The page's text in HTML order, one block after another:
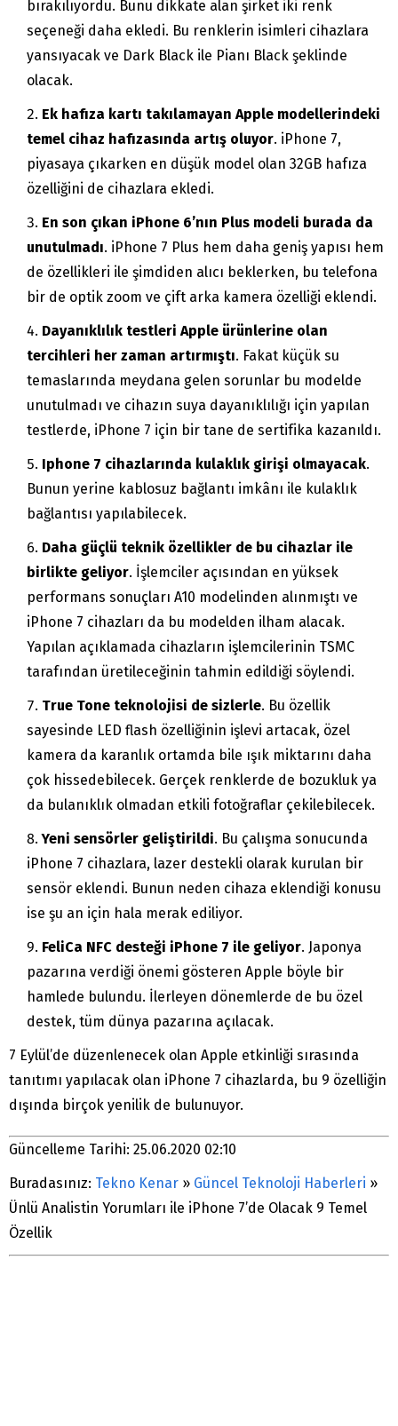
bırakılıyordu. Bunu dikkate alan şirket iki renk
seçeneği daha ekledi. Bu renklerin isimleri cihazlara
yansıyacak ve Dark Black ile Pianı Black şeklinde
olacak.
Ek hafıza kartı takılamayan Apple modellerindeki
temel cihaz hafızasında artış oluyor. iPhone 7,
piyasaya çıkarken en düşük model olan 32GB hafıza
özelliğini de cihazlara ekledi.
En son çıkan iPhone 6’nın Plus modeli burada da
unutulmadı. iPhone 7 Plus hem daha geniş yapısı hem
de özellikleri ile şimdiden alıcı beklerken, bu telefona
bir de optik zoom ve çift arka kamera özelliği eklendi.
Dayanıklılık testleri Apple ürünlerine olan
tercihleri her zaman artırmıştı. Fakat küçük su
temaslarında meydana gelen sorunlar bu modelde
unutulmadı ve cihazın suya dayanıklılığı için yapılan
testlerde, iPhone 7 için bir tane de sertifika kazanıldı.
Iphone 7 cihazlarında kulaklık girişi olmayacak.
Bunun yerine kablosuz bağlantı imkânı ile kulaklık
bağlantısı yapılabilecek.
Daha güçlü teknik özellikler de bu cihazlar ile
birlikte geliyor. İşlemciler açısından en yüksek
performans sonuçları A10 modelinden alınmıştı ve
iPhone 7 cihazları da bu modelden ilham alacak.
Yapılan açıklamada cihazların işlemcilerinin TSMC
tarafından üretileceğinin tahmin edildiği söylendi.
True Tone teknolojisi de sizlerle. Bu özellik
sayesinde LED flash özelliğinin işlevi artacak, özel
kamera da karanlık ortamda bile ışık miktarını daha
çok hissedebilecek. Gerçek renklerde de bozukluk ya
da bulanıklık olmadan etkili fotoğraflar çekilebilecek.
Yeni sensörler geliştirildi. Bu çalışma sonucunda
iPhone 7 cihazlara, lazer destekli olarak kurulan bir
sensör eklendi. Bunun neden cihaza eklendiği konusu
ise şu an için hala merak ediliyor.
FeliCa NFC desteği iPhone 7 ile geliyor. Japonya
pazarına verdiği önemi gösteren Apple böyle bir
hamlede bulundu. İlerleyen dönemlerde de bu özel
destek, tüm dünya pazarına açılacak.
7 Eylül’de düzenlenecek olan Apple etkinliği sırasında
tanıtımı yapılacak olan iPhone 7 cihazlarda, bu 9 özelliğin
dışında birçok yenilik de bulunuyor.
Güncelleme Tarihi: 25.06.2020 02:10
Buradasınız: Tekno Kenar » Güncel Teknoloji Haberleri »
Ünlü Analistin Yorumları ile iPhone 7’de Olacak 9 Temel
Özellik